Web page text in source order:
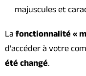
majuscules et
La fonctionnalité «
d’accéder à votre
été changé.